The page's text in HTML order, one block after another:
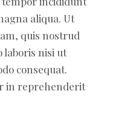
aliqua. Ut
quis nostrud
laboris nisi ut
consequat.
in reprehenderit